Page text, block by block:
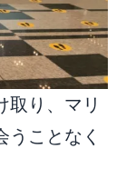
取り、マリ
うことなく